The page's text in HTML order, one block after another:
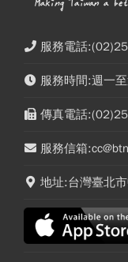
服務電話
服務時間:週一
傳真電話
服務信箱
地址:台灣臺北